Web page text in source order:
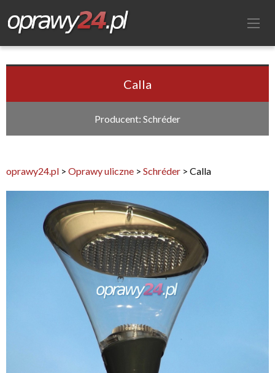
Calla
Producent: Schréder
oprawy24.pl > Oprawy uliczne > Schréder > Calla